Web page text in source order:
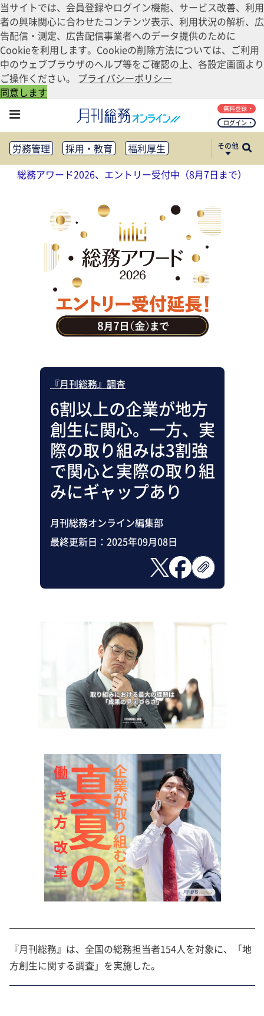
当サイトでは、会員登録やログイン機能、サービス改善、利用
者の興味関心に合わせたコンテンツ表示、利用状況の解析、広
告配信・測定、広告配信事業者へのデータ提供のために
Cookieを利用します。Cookieの削除方法については、ご利用
中のウェブブラウザのヘルプ等をご確認の上、各設定画面より
ご操作ください。 プライバシーポリシー
同意します
ログイン
無料登録
労務管理 採用・教育
福利厚生
健康経営
働き方改革
法務・コンプライアンス
リスクマネジメント・BCP
社外・社内広報
社外・社内コミュニケーション活性化
FM・オフィス移転
CSR・SDGs
テクノロジー活用・DX
助成金・補助金・コスト削減
アウトソーシング・BPO
調査・レポート
その他
総務アワード2026、エントリー受付中（8月7日まで）
『月刊総務』調査
6割以上の企業が地方
創生に関心。一方、実
際の取り組みは3割強
で関心と実際の取り組
みにギャップあり
月刊総務オンライン編集部
最終更新日： 2025年09月08日
『月刊総務』は、全国の総務担当者154人を対象に、「地
方創生に関する調査」を実施した。